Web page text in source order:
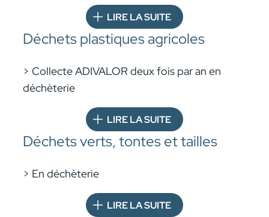
LIRE LA SUITE
Déchets plastiques agricoles
> Collecte ADIVALOR deux fois par an en
déchèterie
LIRE LA SUITE
Déchets verts, tontes et tailles
> En déchèterie
LIRE LA SUITE